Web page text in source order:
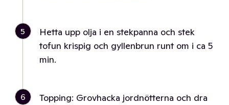
5
Hetta upp olja i en stekpanna och stek
tofun krispig och gyllenbrun runt om i ca 5
min.
6
Topping: Grovhacka jordnötterna och dra